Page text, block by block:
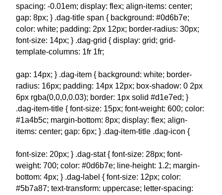
spacing: -0.01em; display: flex; align-items: center;
gap: 8px; } .dag-title span { background: #0d6b7e;
color: white; padding: 2px 12px; border-radius: 30px;
font-size: 14px; } .dag-grid { display: grid; grid-
template-columns: 1fr 1fr;
gap: 14px; } .dag-item { background: white; border-
radius: 16px; padding: 14px 12px; box-shadow: 0 2px
6px rgba(0,0,0,0.03); border: 1px solid #d1e7ed; }
.dag-item-title { font-size: 15px; font-weight: 600; color:
#1a4b5c; margin-bottom: 8px; display: flex; align-
items: center; gap: 6px; } .dag-item-title .dag-icon {
font-size: 20px; } .dag-stat { font-size: 28px; font-
weight: 700; color: #0d6b7e; line-height: 1.2; margin-
bottom: 4px; } .dag-label { font-size: 12px; color:
#5b7a87; text-transform: uppercase; letter-spacing: